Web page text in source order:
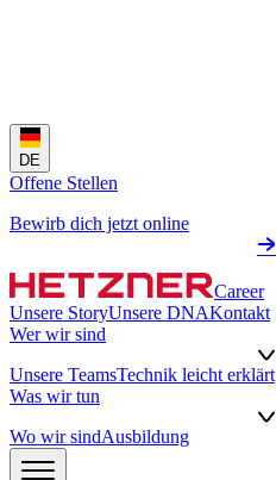
DE
Offene Stellen
Bewirb dich jetzt online
Career
Unsere StoryUnsere DNAKontakt
Wer wir sind
Unsere TeamsTechnik leicht erklärt
Was wir tun
Wo wir sindAusbildung